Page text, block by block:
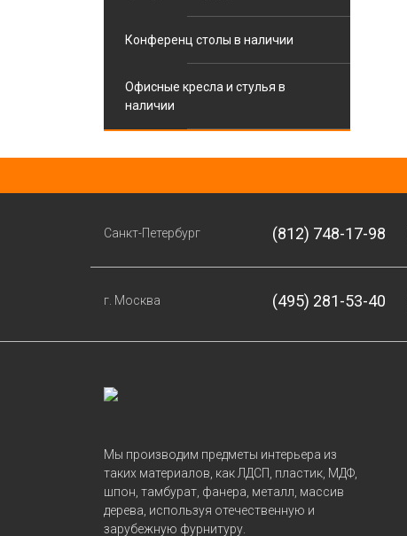
Конференц столы в наличии
Офисные кресла и стулья в
наличии
Санкт-Петербург (812) 748-17-98
г. Москва (495) 281-53-40
Мы производим предметы интерьера из
таких материалов, как ЛДСП, пластик, МДФ,
шпон, тамбурат, фанера, металл, массив
дерева, используя отечественную и
зарубежную фурнитуру.